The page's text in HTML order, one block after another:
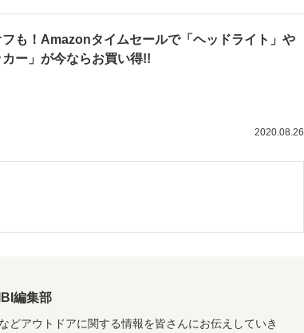
も！Amazonタイムセールで「ヘッドライト」や
カー」が今ならお買い得!!
2020.08.26
編集部
どアウトドアに関する情報を皆さんにお伝えしていき